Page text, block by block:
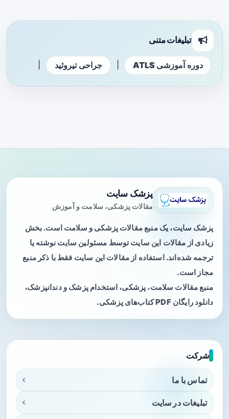
تبلیغات متنی
دوره آموزشی ATLS جراحی تیروئید
پزشک سایت
مقالات پزشکی، سلامت و آموزش
پزشک سایت، یک منبع مقالات پزشکی و سلامت است. بخش
زیادی از مقالات این سایت توسط مسئولین سایت نوشته یا
ترجمه شده‌اند. استفاده از مقالات این سایت فقط با ذکر منبع
مجاز است.
منبع مقالات سلامت، پزشکی، استخدام پزشک و دندانپزشک،
دانلود رایگان PDF کتاب‌های پزشکی.
شرکت
تماس با ما
تبلیغات در سایت